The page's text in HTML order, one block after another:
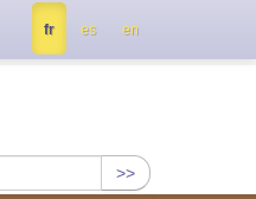
>>
fr es en
!